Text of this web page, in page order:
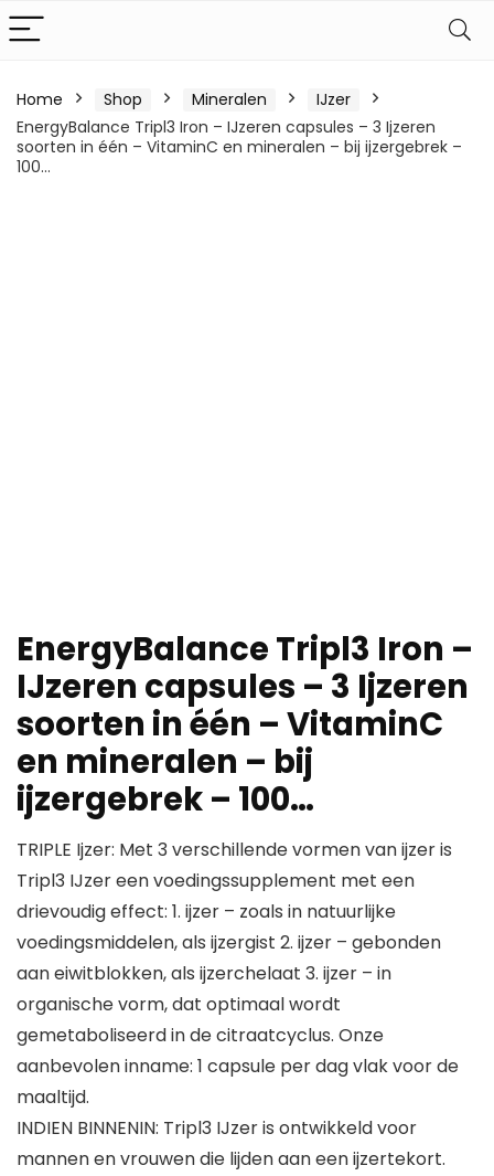
Home Shop Mineralen
IJzer
EnergyBalance Tripl3 Iron – IJzeren capsules – 3 Ijzeren
soorten in één – VitaminC en mineralen – bij ijzergebrek –
100…
EnergyBalance Tripl3 Iron –
IJzeren capsules – 3 Ijzeren
soorten in één – VitaminC
en mineralen – bij
ijzergebrek – 100…
TRIPLE Ijzer: Met 3 verschillende vormen van ijzer is
Tripl3 IJzer een voedingssupplement met een
drievoudig effect: 1. ijzer – zoals in natuurlijke
voedingsmiddelen, als ijzergist 2. ijzer – gebonden
aan eiwitblokken, als ijzerchelaat 3. ijzer – in
organische vorm, dat optimaal wordt
gemetaboliseerd in de citraatcyclus. Onze
aanbevolen inname: 1 capsule per dag vlak voor de
maaltijd.
INDIEN BINNENIN: Tripl3 IJzer is ontwikkeld voor
mannen en vrouwen die lijden aan een ijzertekort.